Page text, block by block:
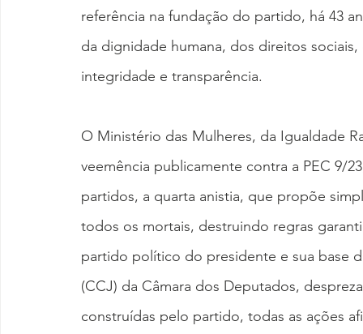
referência na fundação do partido, há 43
da dignidade humana, dos direitos
integridade e transparência.
O Ministério das Mulheres, da Igualdade
veemência publicamente contra a PEC 9/
partidos, a quarta anistia, que propõe
todos os mortais, destruindo regras
partido político do presidente e sua base
(CCJ) da Câmara dos Deputados,
construídas pelo partido, todas as ações